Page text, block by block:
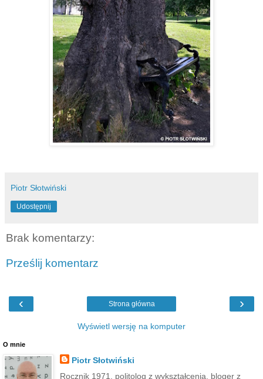
Piotr Słotwiński
Udostępnij
Brak komentarzy:
Prześlij komentarz
‹ ›
Strona główna
Wyświetl wersję na komputer
O mnie
Piotr Słotwiński
Rocznik 1971, politolog z wykształcenia, bloger z